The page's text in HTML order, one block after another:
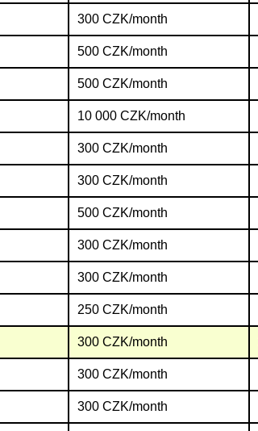
300 CZK/month
500 CZK/month
500 CZK/month
10 000 CZK/month
300 CZK/month
300 CZK/month
500 CZK/month
300 CZK/month
300 CZK/month
250 CZK/month
300 CZK/month
300 CZK/month
300 CZK/month